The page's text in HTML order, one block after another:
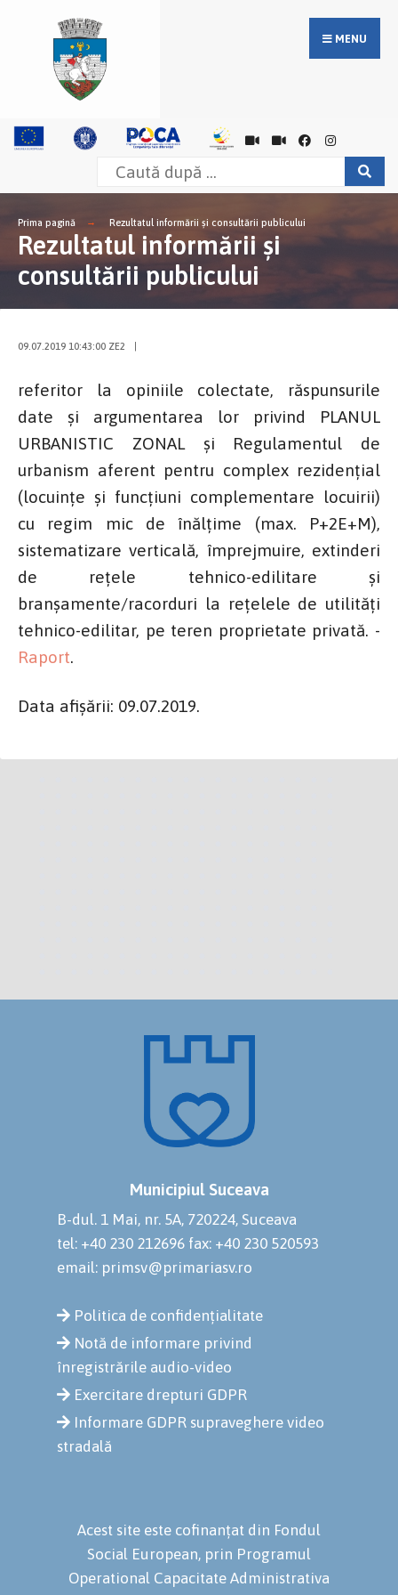
MENU
Prima pagină Rezultatul informării și consultării publicului
Rezultatul informării și
consultării publicului
09.07.2019 10:43:00 ZE2
referitor la opiniile colectate, răspunsurile
date și argumentarea lor privind PLANUL
URBANISTIC ZONAL şi Regulamentul de
urbanism aferent pentru complex rezidențial
(locuințe și funcțiuni complementare locuirii)
cu regim mic de înălțime (max. P+2E+M),
sistematizare verticală, împrejmuire, extinderi
de rețele tehnico-edilitare și
branșamente/racorduri la rețelele de utilități
tehnico-edilitar, pe teren proprietate privată. -
Raport.
Data afișării: 09.07.2019.
Municipiul Suceava
B-dul. 1 Mai, nr. 5A, 720224, Suceava
tel: +40 230 212696 fax: +40 230 520593
email: primsv@primariasv.ro
Politica de confidențialitate
Notă de informare privind
înregistrările audio-video
Exercitare drepturi GDPR
Informare GDPR supraveghere video
stradală
Acest site este cofinanțat din Fondul
Social European, prin Programul
Operational Capacitate Administrativa